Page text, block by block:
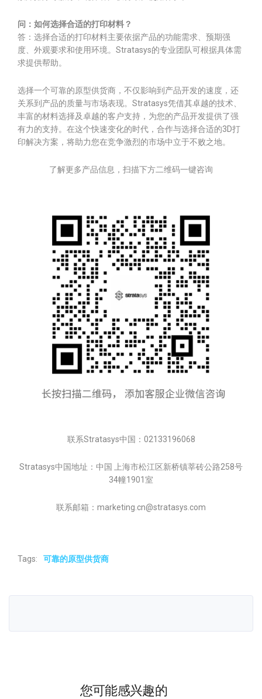
问：如何选择合适的打印材料？
答：选择合适的打印材料主要依据产品的功能需求、预期强
度、外观要求和使用环境。Stratasys的专业团队可根据具体需
求提供帮助。
选择一个可靠的原型供货商，不仅影响到产品开发的速度，还
关系到产品的质量与市场表现。Stratasys凭借其卓越的技术、
丰富的材料选择及卓越的客户支持，为您的产品开发提供了强
有力的支持。在这个快速变化的时代，合作与选择合适的3D打
印解决方案，将助力您在竞争激烈的市场中立于不败之地。
了解更多产品信息，扫描下方二维码一键咨询
联系Stratasys中国：02133196068
Stratasys中国地址：中国 上海市松江区新桥镇莘砖公路258号
34幢1901室
联系邮箱：marketing.cn@stratasys.com
Tags: 可靠的原型供货商
您可能感兴趣的